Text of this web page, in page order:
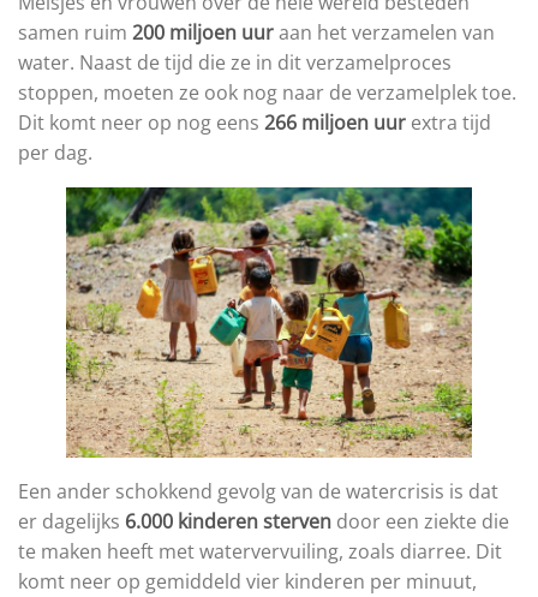
samen ruim 200 miljoen uuraan het verzamelen van
water. Naast de tijd die ze in dit verzamelproces
stoppen, moeten ze ook nog naar de verzamelplek toe.
Dit komt neer op nog eens 266 miljoen uur extra tijd
per dag.
Een ander schokkend gevolg van de watercrisis is dat
er dagelijks 6.000 kinderen sterven door een ziekte die
te maken heeft met watervervuiling, zoals diarree. Dit
komt neer op gemiddeld vier kinderen per minuut,